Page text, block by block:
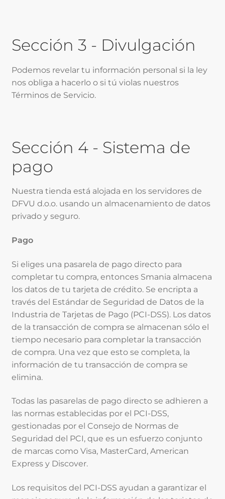
Sección 3 - Divulgación
Podemos revelar tu información personal si la ley
nos obliga a hacerlo o si tú violas nuestros
Términos de Servicio.
Sección 4 - Sistema de
pago
Nuestra tienda está alojada en los servidores de
DFVU d.o.o. usando un almacenamiento de datos
privado y seguro.
Pago
Si eliges una pasarela de pago directo para
completar tu compra, entonces Smania almacena
los datos de tu tarjeta de crédito. Se encripta a
través del Estándar de Seguridad de Datos de la
Industria de Tarjetas de Pago (PCI-DSS). Los datos
de la transacción de compra se almacenan sólo el
tiempo necesario para completar la transacción
de compra. Una vez que esto se completa, la
información de tu transacción de compra se
elimina.
Todas las pasarelas de pago directo se adhieren a
las normas establecidas por el PCI-DSS,
gestionadas por el Consejo de Normas de
Seguridad del PCI, que es un esfuerzo conjunto
de marcas como Visa, MasterCard, American
Express y Discover.
Los requisitos del PCI-DSS ayudan a garantizar el